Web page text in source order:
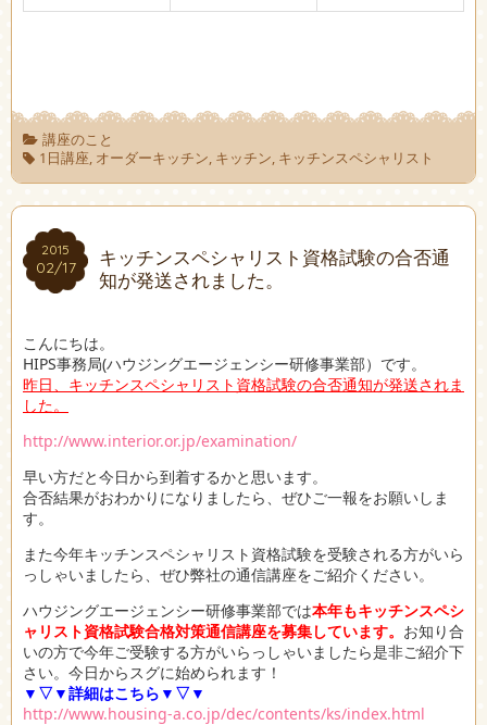
講座のこと
1日講座, オーダーキッチン, キッチン, キッチンスペシャリスト
2015
02/17
2015
02/17
キッチンスペシャリスト資格試験の合否通
知が発送されました。
こんにちは。
HIPS事務局(ハウジングエージェンシー研修事業部）です。
昨日、キッチンスペシャリスト資格試験の合否通知が発送されま
した。
http://www.interior.or.jp/examination/
早い方だと今日から到着するかと思います。
合否結果がおわかりになりましたら、ぜひご一報をお願いしま
す。
また今年キッチンスペシャリスト資格試験を受験される方がいら
っしゃいましたら、ぜひ弊社の通信講座をご紹介ください。
ハウジングエージェンシー研修事業部では本年もキッチンスペシ
ャリスト資格試験合格対策通信講座を募集しています。 お知り合
いの方で今年ご受験する方がいらっしゃいましたら是非ご紹介下
さい。今日からスグに始められます！
▼▽▼詳細はこちら▼▽▼
http://www.housing-a.co.jp/dec/contents/ks/index.html